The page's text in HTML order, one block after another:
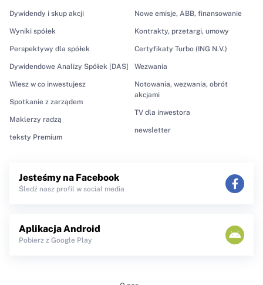
Dywidendy i skup akcji
Wyniki spółek
Perspektywy dla spółek
Dywidendowe Analizy Spółek [DAS]
Wiesz w co inwestujesz
Spotkanie z zarządem
Maklerzy radzą
teksty Premium
Nowe emisje, ABB, finansowanie
Kontrakty, przetargi, umowy
Certyfikaty Turbo (ING N.V.)
Wezwania
Notowania, wezwania, obrót
akcjami
TV dla inwestora
newsletter
Jesteśmy na Facebook
Śledź nasz profil w social media
Aplikacja Android
Pobierz z Google Play